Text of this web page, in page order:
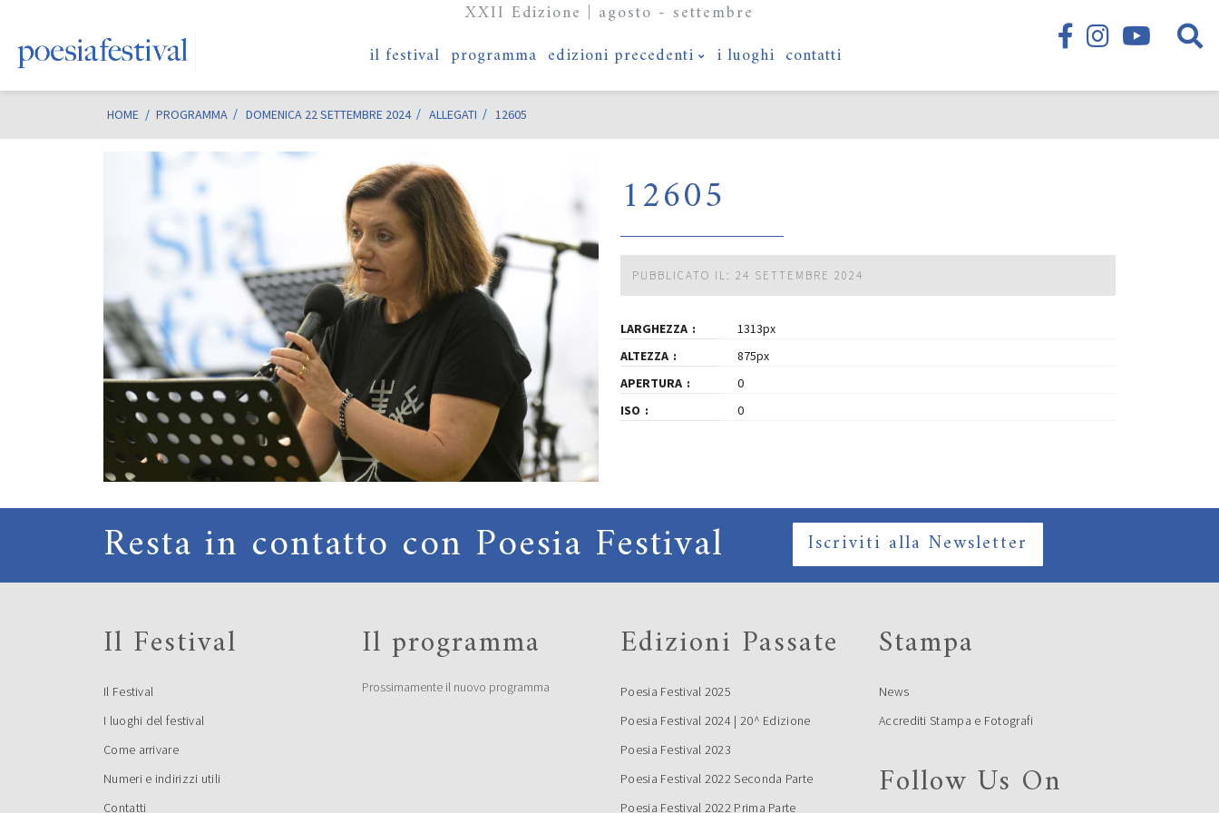
XXII Edizione | agosto - settembre
il festival programma edizioni precedenti i luoghi contatti
HOME / PROGRAMMA DOMENICA 22 SETTEMBRE 2024 ALLEGATI 12605
12605
PUBBLICATO IL: 24 SETTEMBRE 2024
LARGHEZZA
1313px
ALTEZZA
875px
APERTURA
0
ISO
0
Resta in contatto con Poesia Festival Iscriviti alla Newsletter
Il Festival
Il Festival
I luoghi del festival
Come arrivare
Numeri e indirizzi utili
Contatti
Il programma
Prossimamente il nuovo programma
Edizioni Passate
Poesia Festival 2025
Poesia Festival 2024 | 20^ Edizione
Poesia Festival 2023
Poesia Festival 2022 Seconda Parte
Poesia Festival 2022 Prima Parte
Stampa
News
Accrediti Stampa e Fotografi
Follow Us On